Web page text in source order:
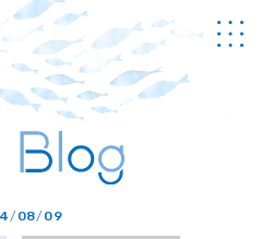
/ 08/ 09